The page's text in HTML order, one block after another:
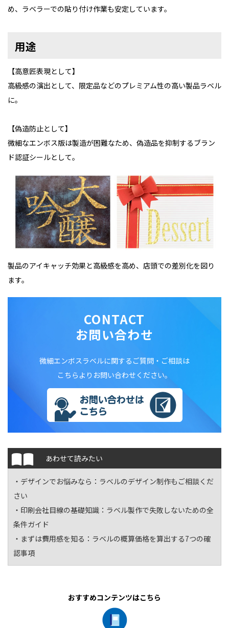
め、ラベラーでの貼り付け作業も安定しています。
用途
【高意匠表現として】
高級感の演出として、限定品などのプレミアム性の高い製品ラベル
に。
【偽造防止として】
微細なエンボス版は製造が困難なため、偽造品を抑制するブラン
ド認証シールとして。
製品のアイキャッチ効果と高級感を高め、 店頭での差別化を図り
ます。
CONTACT
お問い合わせ
微細エンボスラベルに関するご質問・ご相談は
こちらよりお問い合わせください。
あわせて読みたい
・デザインでお悩みなら： ラベルのデザイン制作もご相談くだ
さい
・印刷会社目線の基礎知識： ラベル製作で失敗しないための全
条件ガイド
・まずは費用感を知る： ラベルの概算価格を算出する7つの確
認事項
おすすめコンテンツはこちら